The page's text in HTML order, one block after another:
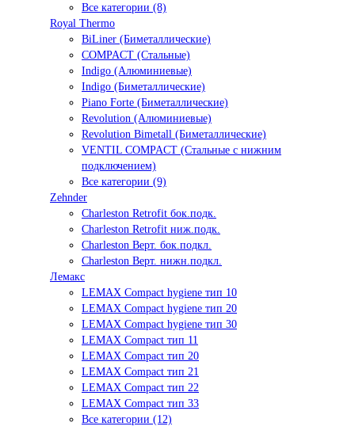
Все категории (8)
Royal Thermo
BiLiner (Биметаллические)
COMPACT (Стальные)
Indigo (Алюминиевые)
Indigo (Биметаллические)
Piano Forte (Биметаллические)
Revolution (Алюминиевые)
Revolution Bimetall (Биметаллические)
VENTIL COMPACT (Стальные с нижним
подключением)
Все категории (9)
Zehnder
Charleston Retrofit бок.подк.
Charleston Retrofit ниж.подк.
Charleston Верт. бок.подкл.
Charleston Верт. нижн.подкл.
Лемакс
LEMAX Compact hygiene тип 10
LEMAX Compact hygiene тип 20
LEMAX Compact hygiene тип 30
LEMAX Compact тип 11
LEMAX Compact тип 20
LEMAX Compact тип 21
LEMAX Compact тип 22
LEMAX Compact тип 33
Все категории (12)